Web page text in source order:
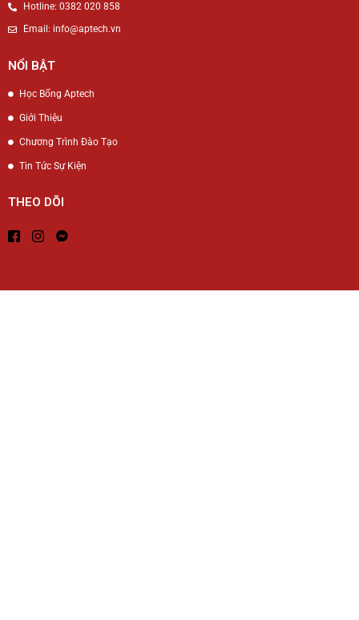
Hotline: 0382 020 858
Email: info@aptech.vn
NỔI BẬT
Học Bổng Aptech
Giới Thiệu
Chương Trình Đào Tạo
Tin Tức Sự Kiện
THEO DÕI